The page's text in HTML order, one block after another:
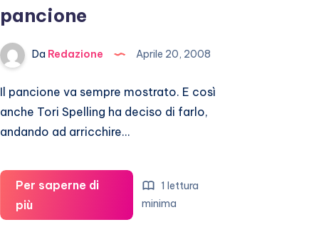
pancione
Da Redazione Aprile 20, 2008
Il pancione va sempre mostrato. E così
anche Tori Spelling ha deciso di farlo,
andando ad arricchire…
Per saperne di
piùTori
Spelling,
1 lettura
minima